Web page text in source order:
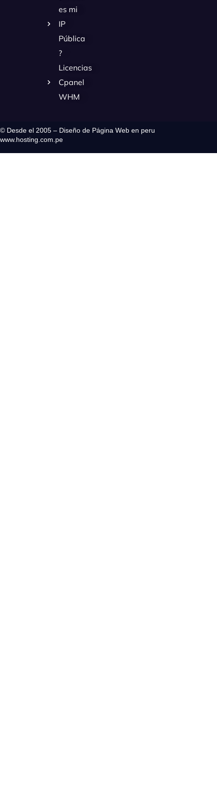
es mi
IP
Pública
?
Licencias
Cpanel
WHM
© Desde el 2005 – Diseño de Página Web en peru
www.hosting.com.pe